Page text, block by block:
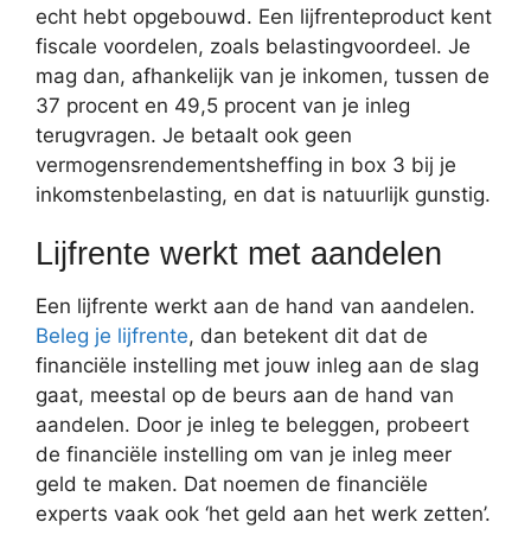
echt hebt opgebouwd. Een lijfrenteproduct kent
fiscale voordelen, zoals belastingvoordeel. Je
mag dan, afhankelijk van je inkomen, tussen de
37 procent en 49,5 procent van je inleg
terugvragen. Je betaalt ook geen
vermogensrendementsheffing in box 3 bij je
inkomstenbelasting, en dat is natuurlijk gunstig.
Lijfrente werkt met aandelen
Een lijfrente werkt aan de hand van aandelen.
Beleg je lijfrente, dan betekent dit dat de
financiële instelling met jouw inleg aan de slag
gaat, meestal op de beurs aan de hand van
aandelen. Door je inleg te beleggen, probeert
de financiële instelling om van je inleg meer
geld te maken. Dat noemen de financiële
experts vaak ook ‘het geld aan het werk zetten’.